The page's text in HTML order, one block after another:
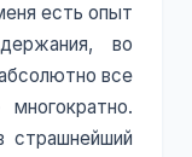
есть опыт
во
все
страшнейший